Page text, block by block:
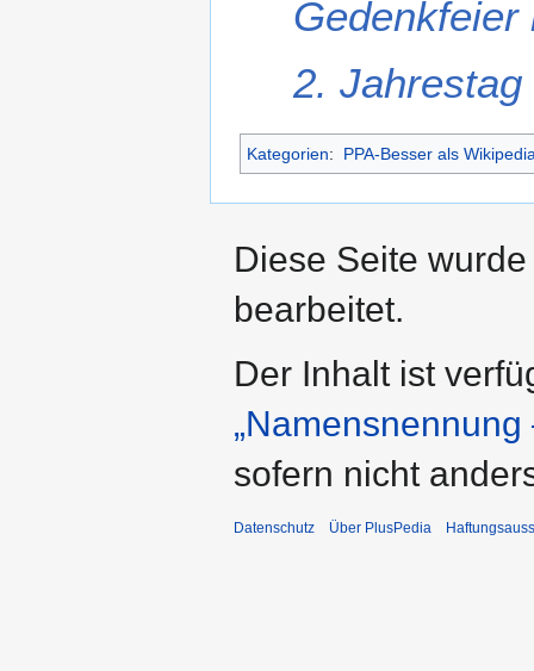
Gedenkfeier
2.
Kategorien: PPA-Besser als
Diese Seite
bearbeitet.
Der Inhalt ist
sofern nicht
Datenschutz Über PlusPedia